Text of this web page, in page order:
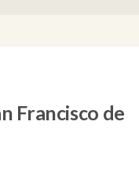
Francisco de